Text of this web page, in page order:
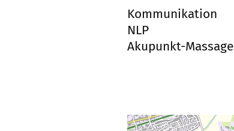
Kommunikation
NLP
Akupunkt-Massage